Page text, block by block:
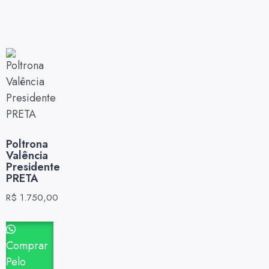
Poltrona
Valência
Presidente
PRETA
R$ 1.750,00
Comprar
Pelo